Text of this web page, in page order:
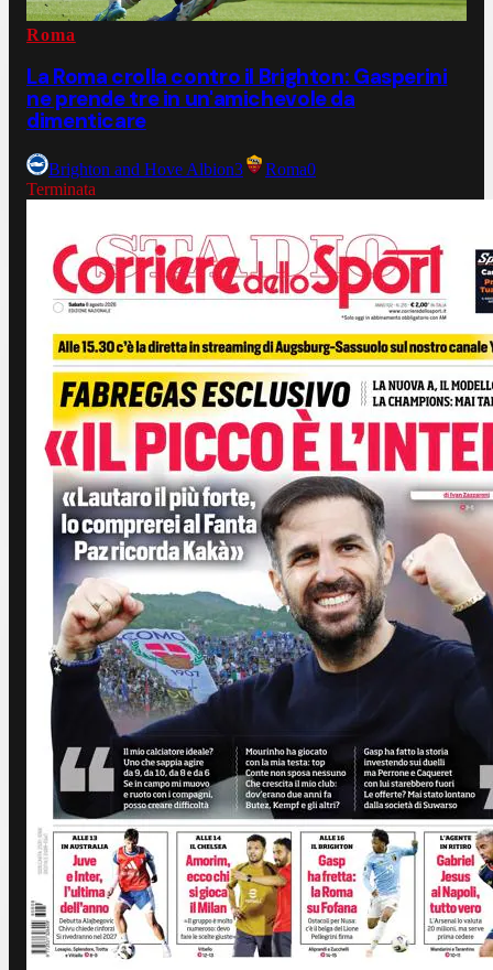
Roma
La Roma crolla contro il Brighton: Gasperini
ne prende tre in un'amichevole da
dimenticare
Brighton and Hove Albion3 Roma0
Terminata